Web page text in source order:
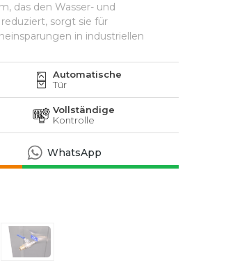
das den Wasser- und
sorgt sie für
in industriellen
Automatische
Tür
Vollständige
Kontrolle
WhatsApp